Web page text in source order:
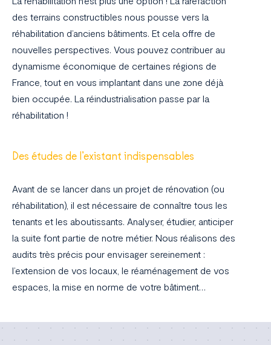
des terrains constructibles nous pousse vers la
réhabilitation d’anciens bâtiments. Et cela offre de
nouvelles perspectives. Vous pouvez contribuer au
dynamisme économique de certaines régions de
France, tout en vous implantant dans une zone déjà
bien occupée. La réindustrialisation passe par la
réhabilitation !
Des études de l’existant indispensables
Avant de se lancer dans un projet de rénovation (ou
réhabilitation), il est nécessaire de connaître tous les
tenants et les aboutissants. Analyser, étudier, anticiper
la suite font partie de notre métier. Nous réalisons des
audits très précis pour envisager sereinement :
l’extension de vos locaux, le réaménagement de vos
espaces, la mise en norme de votre bâtiment…